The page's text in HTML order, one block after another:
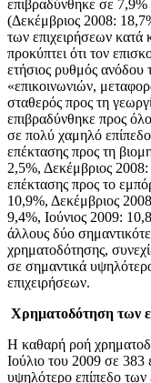
επιβραδύνθηκε σε
(Δεκέμβριος 2008:
των επιχειρήσεων κατά
προκύπτει ότι τον
ετήσιος ρυθμός ανόδου
«επικοινωνιών,
σταθερός προς τη
επιβραδύνθηκε προς
σε πολύ χαμηλό
επέκτασης προς τη
2,5%, Δεκέμβριος
επέκτασης προς το
10,9%, Δεκέμβριος
9,4%, Ιούνιος 2009:
άλλους δύο
χρηματοδότησης,
σε σημαντικά
επιχειρήσεων.
Χρηματοδότηση των
Η καθαρή ροή
Ιούλιο του 2009 σε
υψηλότερο επίπεδο